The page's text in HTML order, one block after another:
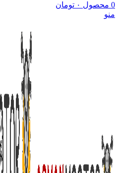
0 محصول ۰ تومان
منو